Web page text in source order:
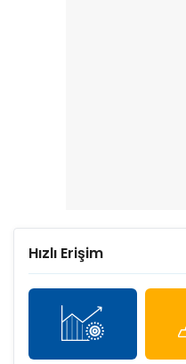
Hızlı Erişim